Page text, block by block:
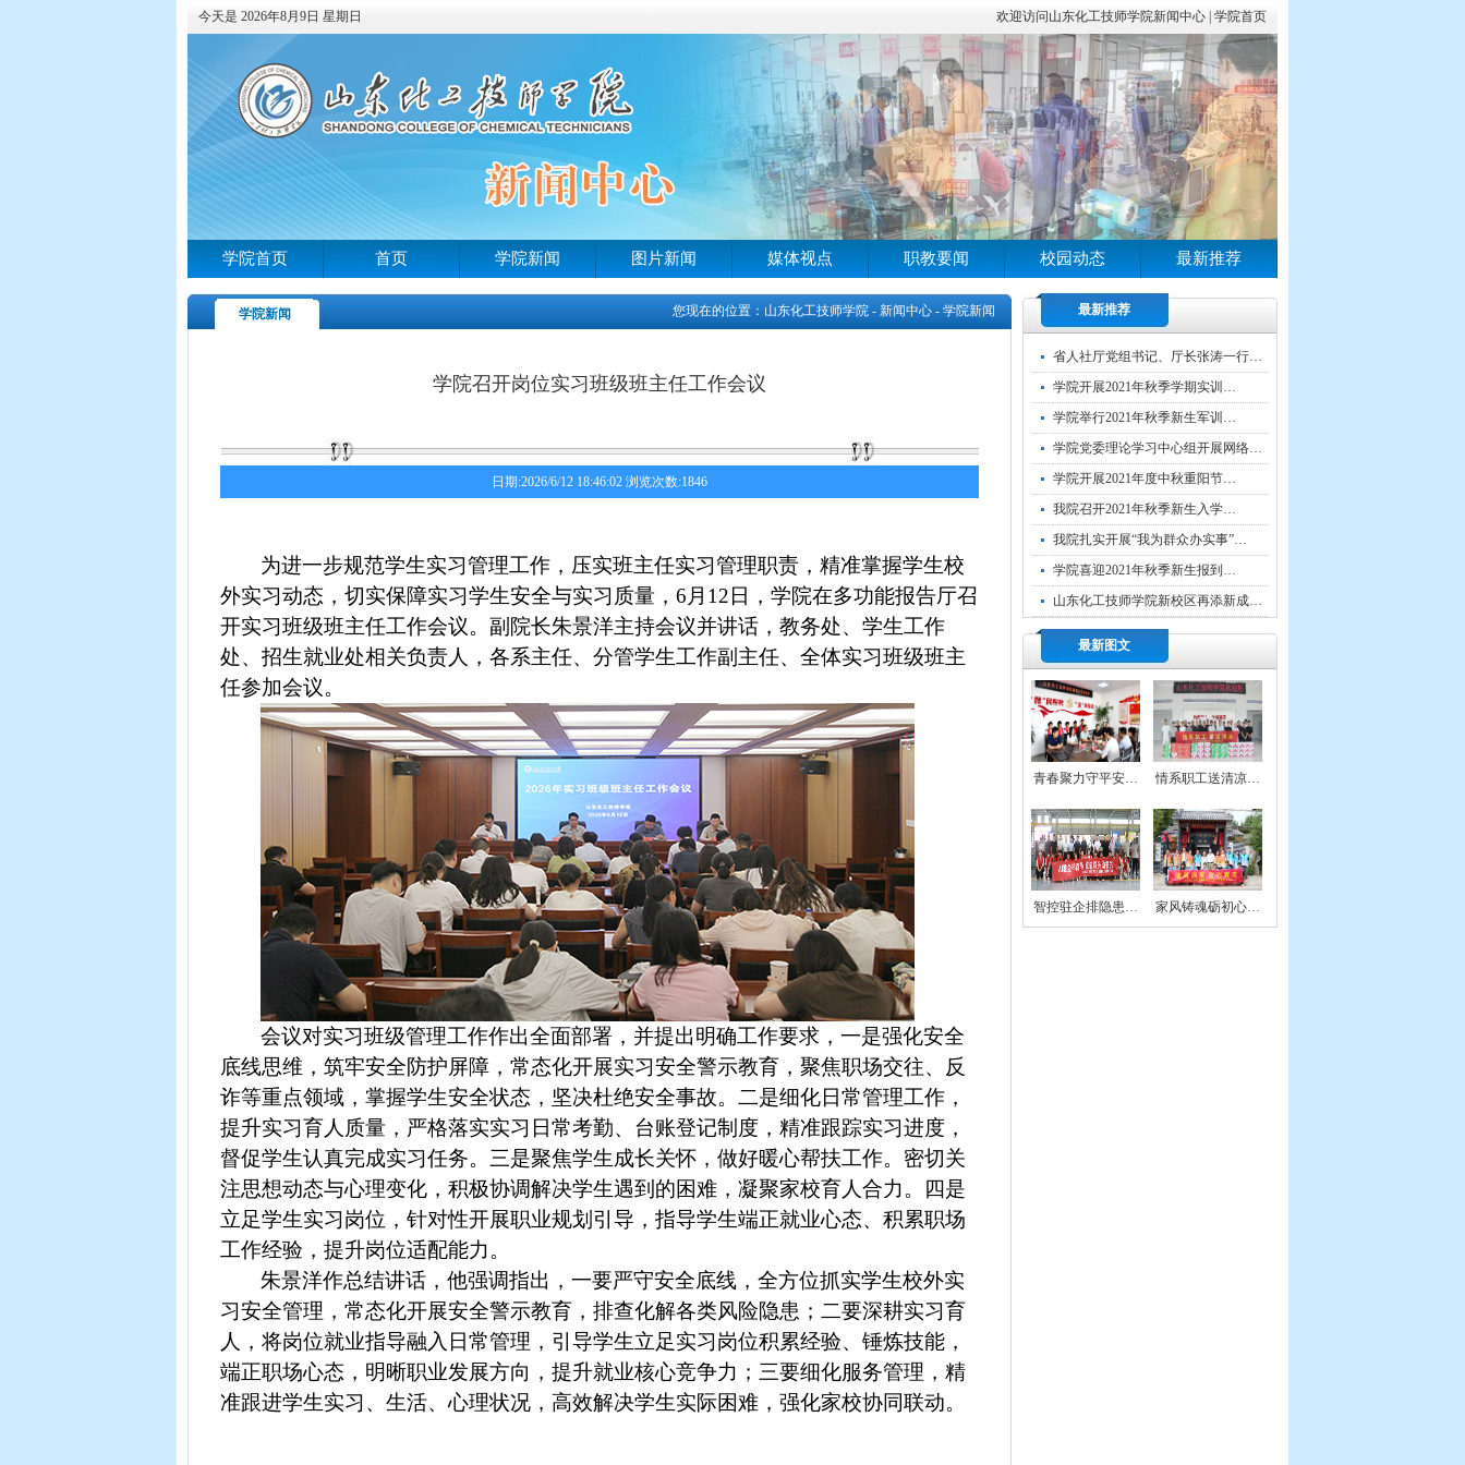
今天是 2026年8月9日 星期日 欢迎访问山东化工技师学院新闻中心 | 学院首页
学院首页 首页 学院新闻 图片新闻 媒体视点 职教要闻 校园动态 最新推荐
学院新闻 您现在的位置：山东化工技师学院 - 新闻中心 - 学院新闻
学院召开岗位实习班级班主任工作会议
日期:2026/6/12 18:46:02 浏览次数:1846
为进一步规范学生实习管理工作，压实班主任实习管理职责，精准掌握学生校
外实习动态，切实保障实习学生安全与实习质量， 6 月 12 日， 学院在多功能报告厅召
开实习班级班主任工作会议。副院长朱景洋主持会议并讲话，教务处、学生工作
处、招生就业处相关负责人，各系主任、分管学生工作副主任、全体实习班级班主
任参加会议。
会议对实习班级管理工作作出全面部署，并提出明确工作要求，一是强化安全
底线思维，筑牢安全防护屏障，常态化开展实习安全警示教育，聚焦职场交往、反
诈等重点领域，掌握学生安全状态，坚决杜绝安全事故。二是细化日常管理工作，
提升实习育人质量，严格落实实习日常考勤、台账登记制度，精准跟踪实习进度，
督促学生认真完成实习任务。三是聚焦学生成长关怀，做好暖心帮扶工作。密切关
注思想动态与心理变化，积极协调解决学生遇到的困难，凝聚家校育人合力。四是
立足学生实习岗位，针对性开展职业规划引导，指导学生端正就业心态、积累职场
工作经验，提升岗位适配能力。
朱景洋作总结讲话，他强调指出，一要严守安全底线，全方位抓实学生校外实
习安全管理，常态化开展安全警示教育，排查化解各类风险隐患；二要深耕实习育
人，将岗位就业指导融入日常管理，引导学生立足实习岗位积累经验、锤炼技能，
端正职场心态，明晰职业发展方向，提升就业核心竞争力；三要细化服务管理，精
准跟进学生实习、生活、心理状况，高效解决学生实际困难，强化家校协同联动。
最新推荐
省人社厅党组书记、厅长张涛一行…
学院开展2021年秋季学期实训…
学院举行2021年秋季新生军训…
学院党委理论学习中心组开展网络…
学院开展2021年度中秋重阳节…
我院召开2021年秋季新生入学…
我院扎实开展“我为群众办实事”…
学院喜迎2021年秋季新生报到…
山东化工技师学院新校区再添新成…
最新图文
青春聚力守平安… 情系职工送清凉…
智控驻企排隐患… 家风铸魂砺初心…